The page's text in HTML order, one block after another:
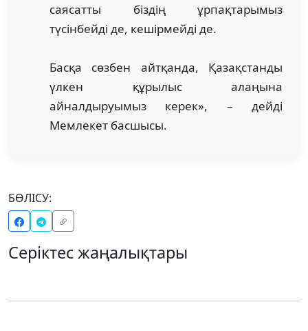
саясатты біздің ұрпақтарымыз
түсінбейді де, кешірмейді де.
Басқа сөзбен айтқанда, Қазақстанды
үлкен құрылыс алаңына
айналдыруымыз керек», – дейді
Мемлекет басшысы.
БӨЛІСУ:
Серіктес жаңалықтары